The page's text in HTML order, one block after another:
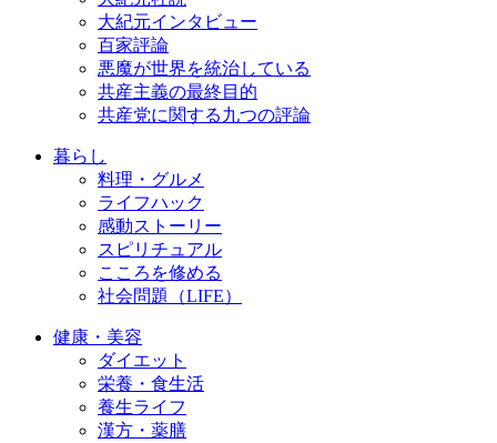
大紀元インタビュー
百家評論
悪魔が世界を統治している
共産主義の最終目的
共産党に関する九つの評論
暮らし
料理・グルメ
ライフハック
感動ストーリー
スピリチュアル
こころを修める
社会問題（LIFE）
健康・美容
ダイエット
栄養・食生活
養生ライフ
漢方・薬膳